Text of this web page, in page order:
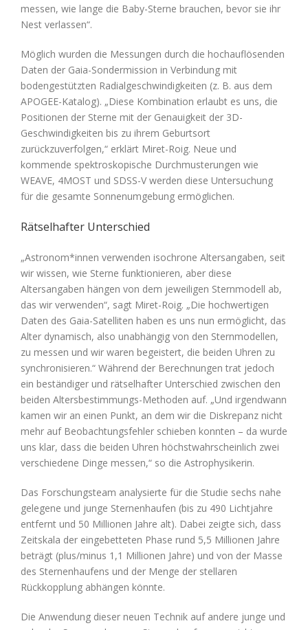
messen, wie lange die Baby-Sterne brauchen, bevor sie ihr
Nest verlassen“.
Möglich wurden die Messungen durch die hochauflösenden
Daten der Gaia-Sondermission in Verbindung mit
bodengestützten Radialgeschwindigkeiten (z. B. aus dem
APOGEE-Katalog). „Diese Kombination erlaubt es uns, die
Positionen der Sterne mit der Genauigkeit der 3D-
Geschwindigkeiten bis zu ihrem Geburtsort
zurückzuverfolgen,“ erklärt Miret-Roig. Neue und
kommende spektroskopische Durchmusterungen wie
WEAVE, 4MOST und SDSS-V werden diese Untersuchung
für die gesamte Sonnenumgebung ermöglichen.
Rätselhafter Unterschied
„Astronom*innen verwenden isochrone Altersangaben, seit
wir wissen, wie Sterne funktionieren, aber diese
Altersangaben hängen von dem jeweiligen Sternmodell ab,
das wir verwenden“, sagt Miret-Roig. „Die hochwertigen
Daten des Gaia-Satelliten haben es uns nun ermöglicht, das
Alter dynamisch, also unabhängig von den Sternmodellen,
zu messen und wir waren begeistert, die beiden Uhren zu
synchronisieren.“ Während der Berechnungen trat jedoch
ein beständiger und rätselhafter Unterschied zwischen den
beiden Altersbestimmungs-Methoden auf. „Und irgendwann
kamen wir an einen Punkt, an dem wir die Diskrepanz nicht
mehr auf Beobachtungsfehler schieben konnten – da wurde
uns klar, dass die beiden Uhren höchstwahrscheinlich zwei
verschiedene Dinge messen,“ so die Astrophysikerin.
Das Forschungsteam analysierte für die Studie sechs nahe
gelegene und junge Sternenhaufen (bis zu 490 Lichtjahre
entfernt und 50 Millionen Jahre alt). Dabei zeigte sich, dass
Zeitskala der eingebetteten Phase rund 5,5 Millionen Jahre
beträgt (plus/minus 1,1 Millionen Jahre) und von der Masse
des Sternenhaufens und der Menge der stellaren
Rückkopplung abhängen könnte.
Die Anwendung dieser neuen Technik auf andere junge und